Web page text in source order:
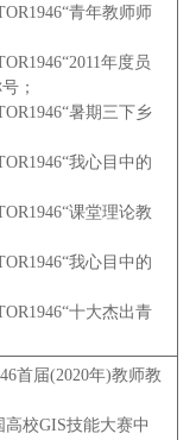
青年教师师
年度员
；
暑期三下乡
我心目中的
课堂理论教
我心目中的
十大杰出青
首届(2020年)教师教
高校GIS技能大赛中